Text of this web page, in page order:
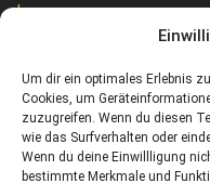
Um dir ein optimales Erlebnis
Cookies, um
zuzugreifen. Wenn du diesen
wie das Surfverhalten oder
Wenn du deine Einwillligung
bestimmte Merkmale und
Impressum
Datenschutz
Cookies Richtlinie (EU)